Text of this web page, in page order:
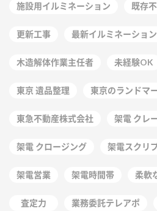
施設用イルミネーション 既存
更新工事 最新イルミネーショ
木造解体作業主任者 未経験OK
東京 遺品整理 東京のランドマ
東急不動産株式会社 架電 クレ
架電 クロージング 架電スクリ
架電営業 架電時間帯 柔軟
査定力 業務委託テレアポ